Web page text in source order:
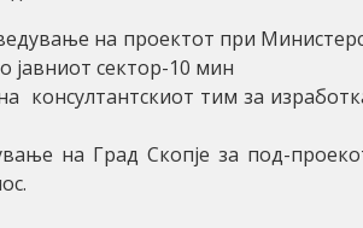
на проектот при
јавниот сектор-10 мин
консултантскиот тим за
на Град Скопје за под-